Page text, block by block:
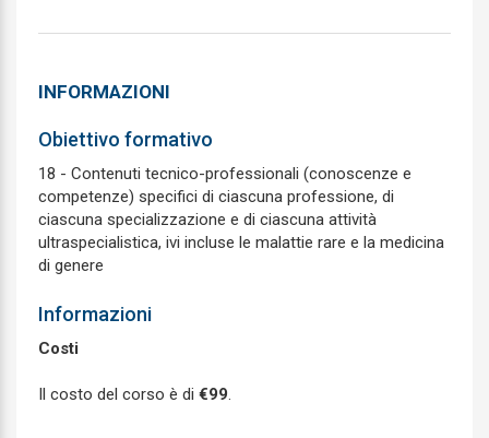
INFORMAZIONI
Obiettivo formativo
18 - Contenuti tecnico-professionali (conoscenze e
competenze) specifici di ciascuna professione, di
ciascuna specializzazione e di ciascuna attività
ultraspecialistica, ivi incluse le malattie rare e la medicina
di genere
Informazioni
Costi
Il costo del corso è di €99.